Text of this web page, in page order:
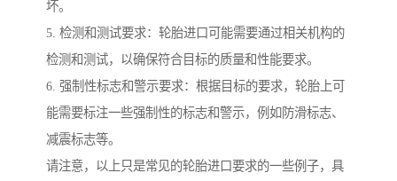
坏。
5. 检测和测试要求：轮胎进口可能需要通过相关机构的
检测和测试，以确保符合目标的质量和性能要求。
6. 强制性标志和警示要求：根据目标的要求，轮胎上可
能需要标注一些强制性的标志和警示，例如防滑标志、
减震标志等。
请注意，以上只是常见的轮胎进口要求的一些例子，具